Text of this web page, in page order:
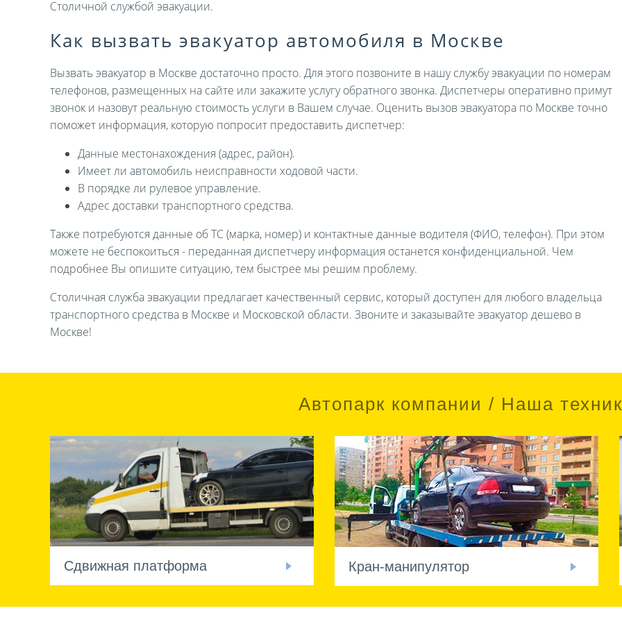
Столичной службой эвакуации.
Как вызвать эвакуатор автомобиля в Москве
Вызвать эвакуатор в Москве достаточно просто. Для этого позвоните в нашу службу эвакуации по номерам
телефонов, размещенных на сайте или закажите услугу обратного звонка. Диспетчеры оперативно примут
звонок и назовут реальную стоимость услуги в Вашем случае. Оценить вызов эвакуатора по Москве точно
поможет информация, которую попросит предоставить диспетчер:
Данные местонахождения (адрес, район).
Имеет ли автомобиль неисправности ходовой части.
В порядке ли рулевое управление.
Адрес доставки транспортного средства.
Также потребуются данные об ТС (марка, номер) и контактные данные водителя (ФИО, телефон). При этом
можете не беспокоиться - переданная диспетчеру информация останется конфиденциальной. Чем
подробнее Вы опишите ситуацию, тем быстрее мы решим проблему.
Столичная служба эвакуации предлагает качественный сервис, который доступен для любого владельца
транспортного средства в Москве и Московской области. Звоните и заказывайте эвакуатор дешево в
Москве!
Автопарк компании / Наша
Сдвижная платформа Кран-манипулятор